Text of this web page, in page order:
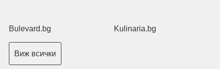
Bulevard.bg Kulinaria.bg
Виж всички